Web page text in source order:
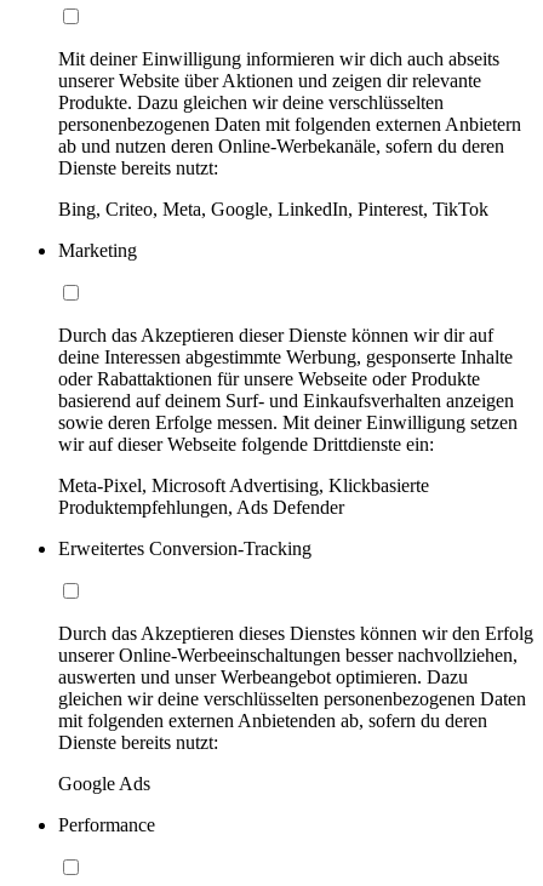
Mit deiner Einwilligung informieren wir dich auch abseits
unserer Website über Aktionen und zeigen dir relevante
Produkte. Dazu gleichen wir deine verschlüsselten
personenbezogenen Daten mit folgenden externen Anbietern
ab und nutzen deren Online-Werbekanäle, sofern du deren
Dienste bereits nutzt:
Bing, Criteo, Meta, Google, LinkedIn, Pinterest, TikTok
Marketing
Durch das Akzeptieren dieser Dienste können wir dir auf
deine Interessen abgestimmte Werbung, gesponserte Inhalte
oder Rabattaktionen für unsere Webseite oder Produkte
basierend auf deinem Surf- und Einkaufsverhalten anzeigen
sowie deren Erfolge messen. Mit deiner Einwilligung setzen
wir auf dieser Webseite folgende Drittdienste ein:
Meta-Pixel, Microsoft Advertising, Klickbasierte
Produktempfehlungen, Ads Defender
Erweitertes Conversion-Tracking
Durch das Akzeptieren dieses Dienstes können wir den Erfolg
unserer Online-Werbeeinschaltungen besser nachvollziehen,
auswerten und unser Werbeangebot optimieren. Dazu
gleichen wir deine verschlüsselten personenbezogenen Daten
mit folgenden externen Anbietenden ab, sofern du deren
Dienste bereits nutzt:
Google Ads
Performance